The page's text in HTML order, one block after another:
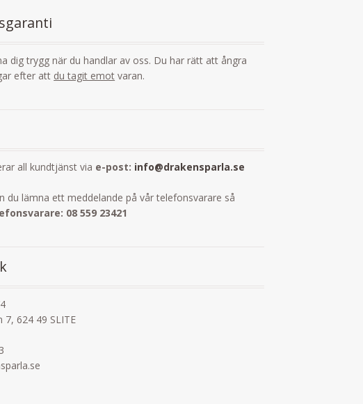
dig trygg när du handlar av oss. Du har rätt att ångra
efter att du tagit emot varan.
all kundtjänst via e-post: info@drakensparla.se
du lämna ett meddelande på vår telefonsvarare så
08 559 23421
7, 624 49 SLITE